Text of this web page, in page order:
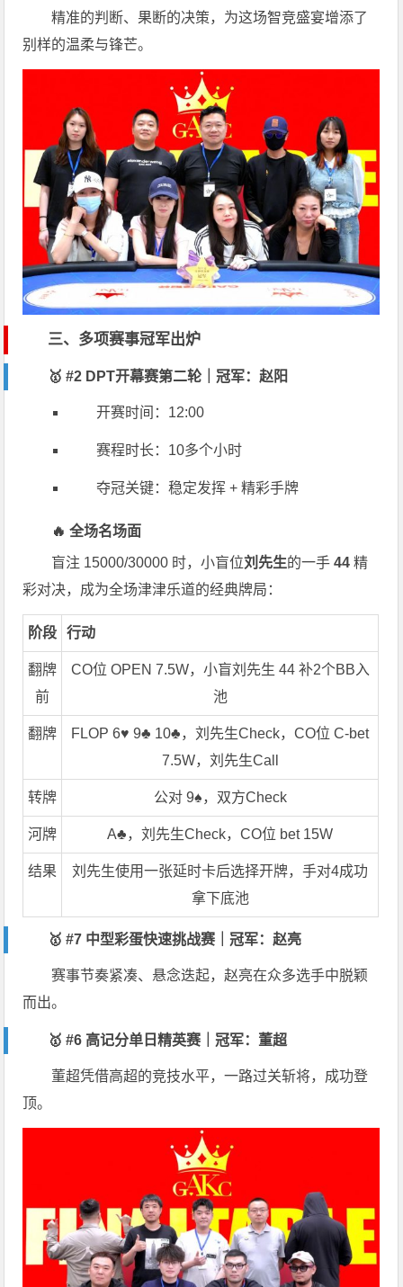
精准的判断、果断的决策，为这场智竞盛宴增添了
别样的温柔与锋芒。
三、多项赛事冠军出炉
🥇 #2 DPT开幕赛第二轮｜冠军：赵阳
开赛时间：12:00
赛程时长：10多个小时
夺冠关键：稳定发挥 + 精彩手牌
🔥 全场名场面
盲注 15000/30000 时，小盲位刘先生的一手44 精
彩对决，成为全场津津乐道的经典牌局：
阶段 行动
翻牌
前
CO位 OPEN 7.5W，小盲刘先生 44 补2个BB入
池
翻牌
FLOP 6♥️ 9♣️ 10♣️，刘先生Check，CO位 C-bet
7.5W，刘先生Call
转牌 公对 9♠️，双方Check
河牌 A♣️，刘先生Check，CO位 bet 15W
结果
刘先生使用一张延时卡后选择开牌，手对4成功
拿下底池
🥇 #7 中型彩蛋快速挑战赛｜冠军：赵亮
赛事节奏紧凑、悬念迭起，赵亮在众多选手中脱颖
而出。
🥇 #6 高记分单日精英赛｜冠军：董超
董超凭借高超的竞技水平，一路过关斩将，成功登
顶。